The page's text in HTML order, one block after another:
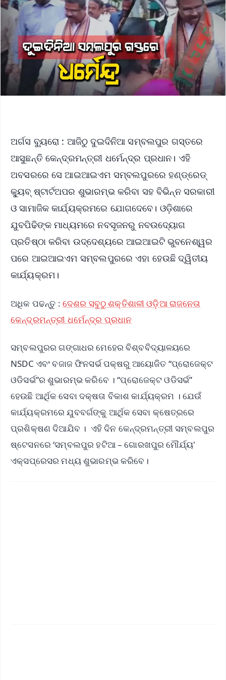
ଅର୍ଗସ ବ୍ୟୁରୋ : ଆଜିଠୁ ଦୁଇଦିନିଆ ସମ୍ବଲପୁର ଗସ୍ତରେ
ଆସୁଛନ୍ତି କେନ୍ଦ୍ରମନ୍ତ୍ରୀ ଧର୍ମେନ୍ଦ୍ର ପ୍ରଧାନ। ଏହି
ଅବସରରେ ସେ ଆଇଆଇଏମ ସମ୍ବଲପୁରରେ ହଣ୍ଡ୍ରେଡ୍
କ୍ୟୁବ୍ ଷ୍ଟାର୍ଟଅପର ଶୁଭାରମ୍ଭ କରିବା ସହ ବିଭିନ୍ନ ସରକାରୀ
ଓ ସାମାଜିକ କାର୍ଯ୍ୟକ୍ରମରେ ଯୋଗଦେବେ। ଓଡ଼ିଶାରେ
ଯୁବପିଢିଙ୍କ ମାଧ୍ୟମରେ ନବସୃଜନରୁ ନବଉଦ୍ୟୋଗ
ପ୍ରତିଷ୍ଠା କରିବା ଉଦ୍ଦେଶ୍ୟରେ ଆଇଆଇଟି ଭୁବନେଶ୍ୱର
ପରେ ଆଇଆଇଏମ ସମ୍ବଲପୁରରେ ଏହା ହେଉଛି ଦ୍ୱିତୀୟ
କାର୍ଯ୍ୟକ୍ରମ।
ଅଧିକ ପଢନ୍ତୁ : ଦେଶର ସବୁଠୁ ଶକ୍ତିଶାଳୀ ଓଡ଼ିଆ ରାଜନେତା
କେନ୍ଦ୍ରମନ୍ତ୍ରୀ ଧର୍ମେନ୍ଦ୍ର ପ୍ରଧାନ
ସମ୍ବଲପୁରର ଗଙ୍ଗାଧର ମେହେର ବିଶ୍ବବିଦ୍ୟାଳୟରେ
NSDC ଏବଂ ବଜାଜ ଫିନସର୍ଭ ପକ୍ଷରୁ ଆୟୋଜିତ “ପ୍ରୋଜେକ୍ଟ
ଓଡିସର୍ଭ”ର ଶୁଭାରମ୍ଭ କରିବେ । “ପ୍ରୋଜେକ୍ଟ ଓଡିସର୍ଭ”
ହେଉଛି ଆର୍ଥିକ ସେବା ଦକ୍ଷତା ବିକାଶ କାର୍ଯ୍ୟକ୍ରମ । ଯେଉଁ
କାର୍ଯ୍ୟକ୍ରମରେ ଯୁବବର୍ଗଙ୍କୁ ଆର୍ଥିକ ସେବା କ୍ଷେତ୍ରରେ
ପ୍ରଶିକ୍ଷଣ ଦିଆଯିବ । ଏହି ଦିନ କେନ୍ଦ୍ରମନ୍ତ୍ରୀ ସମ୍ବଲପୁର
ଷ୍ଟେସନରେ ‘ସମ୍ବଲପୁର ହଟିଆ – ଗୋରଖପୁର ମୌର୍ଯ୍ୟ'
ଏକ୍ସପ୍ରେସର ମଧ୍ୟ ଶୁଭାରମ୍ଭ କରିବେ।